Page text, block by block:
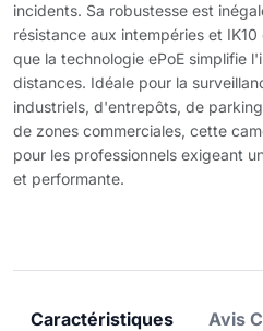
incidents. Sa robustesse est
résistance aux intempéries et
que la technologie ePoE simplifie
distances. Idéale pour la
industriels, d'entrepôts, de
de zones commerciales, cette
pour les professionnels exigeant
et performante.
Caractéristiques Avis